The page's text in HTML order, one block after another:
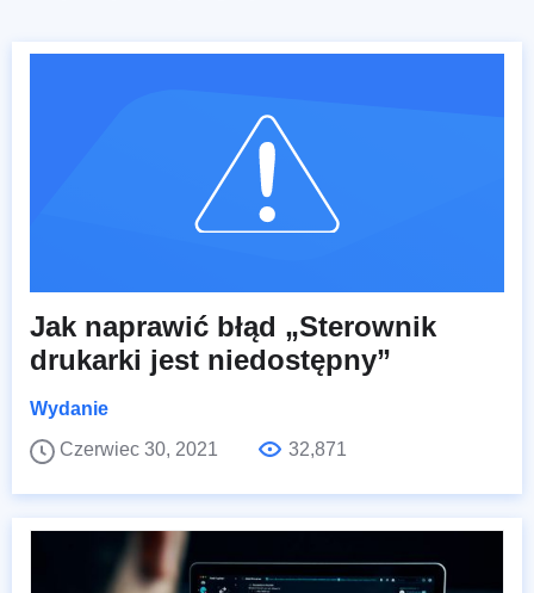
Jak naprawić błąd „Sterownik
drukarki jest niedostępny”
Wydanie
Czerwiec 30, 2021
32,871